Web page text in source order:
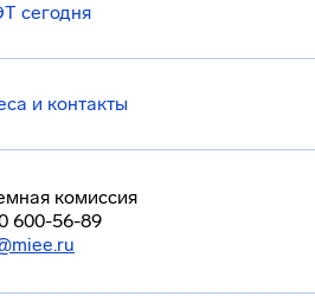
сегодня
и контакты
комиссия
600-56-89